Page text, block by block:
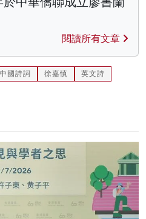
閱讀所有文章
中國詩詞 徐嘉慎 英文詩